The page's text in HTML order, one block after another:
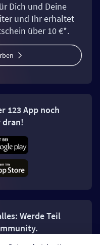
Dich und Deine
und Ihr erhaltet
über 10 €*.
123 App noch
dran!
Werde Teil